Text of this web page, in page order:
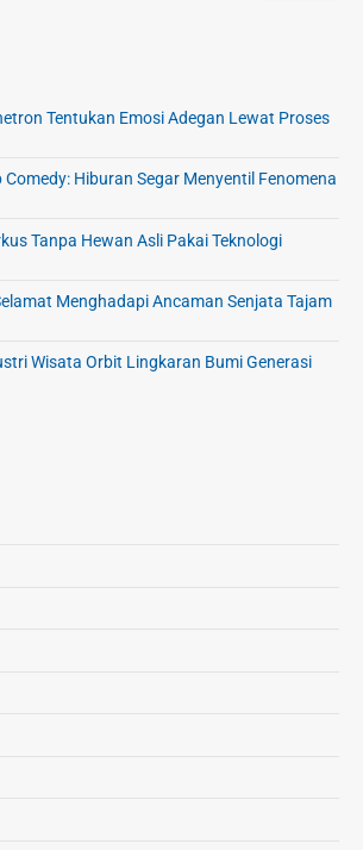
Tentukan Emosi Adegan Lewat Proses
Hiburan Segar Menyentil Fenomena
Tanpa Hewan Asli Pakai Teknologi
Menghadapi Ancaman Senjata Tajam
Wisata Orbit Lingkaran Bumi Generasi